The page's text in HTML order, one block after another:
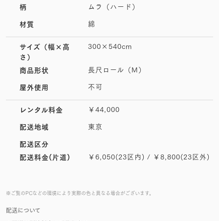
※ご覧のPCなどの環境により実際の色と異なる場合がございます。
配送について
柄 ムラ（ハード）
材質 綿
サイズ （幅×高
さ）
300×540cm
商品形状 長尺ロール（M）
屋外使用 不可
レンタル料金 ￥44,000
配送地域 東京
配送区分
配送料金(片道)
￥6,050(23区内) / ￥8,800(23区外)